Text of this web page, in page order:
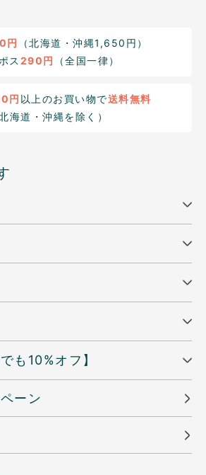
円
（北海道・沖縄1,650円）
ス 290円 （全国一律）
円 以上のお買い物で送料無料
北海道・沖縄を除く）
も10%オフ】
ーン